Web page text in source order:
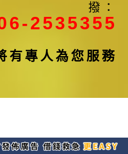
撥：
2535355
有專人為您服務